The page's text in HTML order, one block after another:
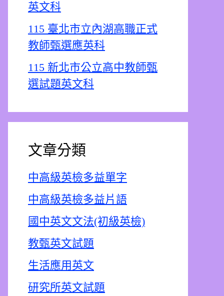
英文科
115 臺北市立內湖高職正式
教師甄選應英科
115 新北市公立高中教師甄
選試題英文科
文章分類
中高級英檢多益單字
中高級英檢多益片語
國中英文文法(初級英檢)
教甄英文試題
生活應用英文
研究所英文試題